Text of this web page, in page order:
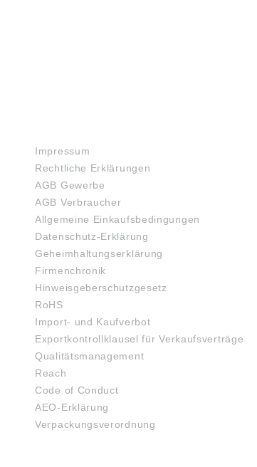
Impressum
Rechtliche Erklärungen
AGB Gewerbe
AGB Verbraucher
Allgemeine Einkaufsbedingungen
Datenschutz-Erklärung
Geheimhaltungserklärung
Firmenchronik
Hinweisgeberschutzgesetz
RoHS
Import- und Kaufverbot
Exportkontrollklausel für Verkaufsverträge
Qualitätsmanagement
Reach
Code of Conduct
AEO-Erklärung
Verpackungsverordnung